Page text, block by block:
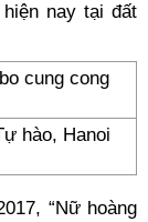
nay tại đất
hào, Hanoi
“Nữ hoàng